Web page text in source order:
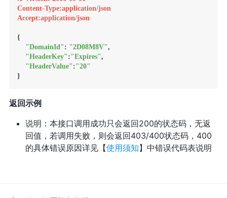
Content-Type:application/json
Accept:application/json
{
"DomainId": "2D08M8V",
"HeaderKey":"Expires",
"HeaderValue":"20"
返回示例
说明：本接口调用成功只会返回200的状态码，无返
回值，若调用失败，则会返回403/400状态码，400
的具体错误原因详见【使用须知】中错误代码表说明